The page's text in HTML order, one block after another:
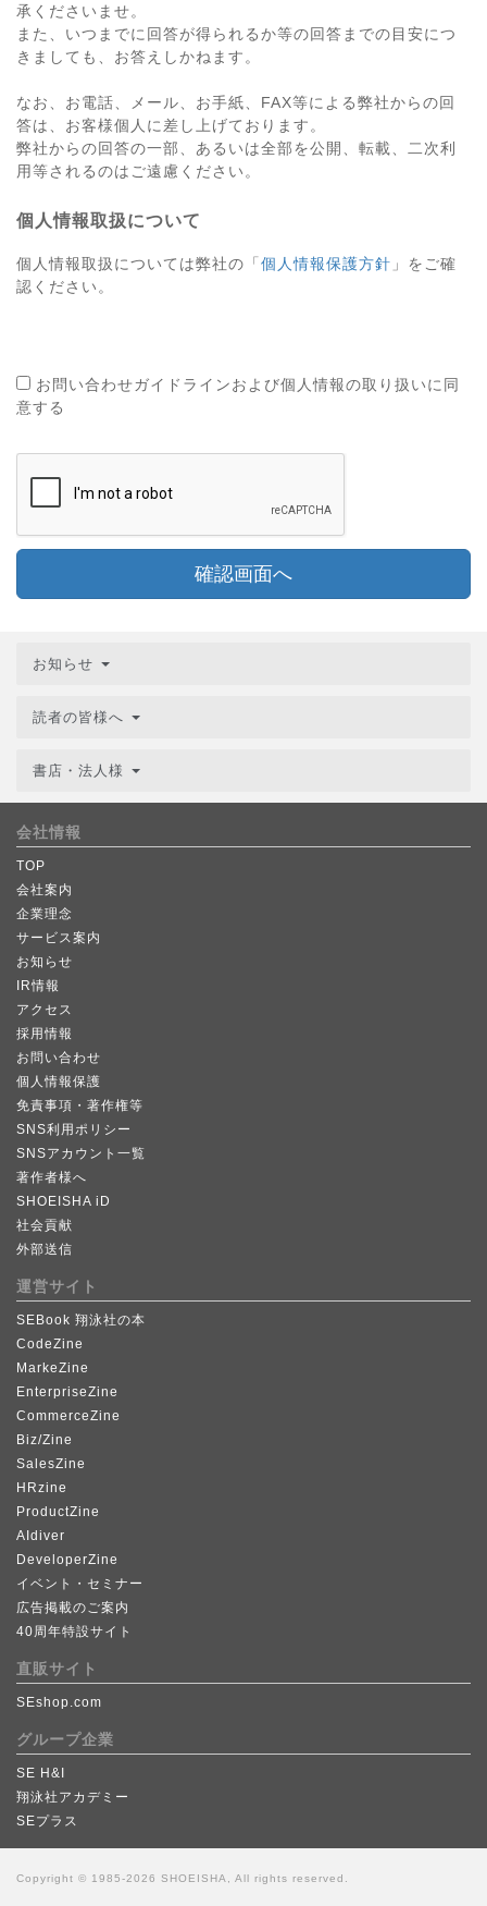
承くださいませ。
また、いつまでに回答が得られるか等の回答までの目安につ
きましても、お答えしかねます。
なお、お電話、メール、お手紙、FAX等による弊社からの回
答は、お客様個人に差し上げております。
弊社からの回答の一部、あるいは全部を公開、転載、二次利
用等されるのはご遠慮ください。
個人情報取扱について
個人情報取扱については弊社の「 個人情報保護方針 」をご確
認ください。
お問い合わせガイドラインおよび個人情報の取り扱いに同
意する
確認画面へ
お知らせ
読者の皆様へ
書店・法人様
会社情報
TOP
会社案内
企業理念
サービス案内
お知らせ
IR情報
アクセス
採用情報
お問い合わせ
個人情報保護
免責事項・著作権等
SNS利用ポリシー
SNSアカウント一覧
著作者様へ
SHOEISHA iD
社会貢献
外部送信
運営サイト
SEBook 翔泳社の本
CodeZine
MarkeZine
EnterpriseZine
CommerceZine
Biz/Zine
SalesZine
HRzine
ProductZine
AIdiver
DeveloperZine
イベント・セミナー
広告掲載のご案内
40周年特設サイト
直販サイト
SEshop.com
グループ企業
SE H&I
翔泳社アカデミー
SEプラス
Copyright © 1985-2026 SHOEISHA, All rights reserved.